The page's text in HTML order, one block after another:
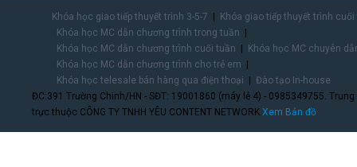
Khóa học giao tiếp thuyết trình 3-5-7
Khóa giao tiếp thuyết trình
Khóa học MC dẫn chương trình trong tuần
Khóa học MC dẫn chương trình cuối tuần
Khóa học MC chuyên
Khóa học MC dẫn chương trình cho trẻ em
Khóa học telesale bán hàng qua điện thoại
Đào tạo In-house
ĐC:391 Trường Chinh/HN - SĐT: 19001860 (máy lẻ 4) - 0985349755.
trực thuộc CÔNG TY TNHH YÊU CONTENT NETWORK.Xem Bản đồ